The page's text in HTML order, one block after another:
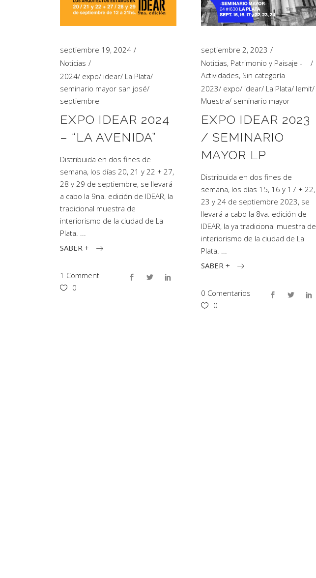
Artículos de Opinión
septiembre 19, 2024
Noticias
2024/ expo/ idear/ La Plata/
seminario mayor san josé/
septiembre
EXPO IDEAR 2024
– “LA AVENIDA”
Distribuida en dos fines de
semana, los días 20, 21 y 22 + 27,
28 y 29 de septiembre, se llevará
a cabo la 9na. edición de IDEAR, la
tradicional muestra de
interiorismo de la ciudad de La
Plata.
SABER +
1 Comment
0
septiembre 2, 2023
Noticias, Patrimonio y Paisaje -
Actividades, Sin categoría
2023/ expo/ idear/ La Plata/ lemit/
Muestra/ seminario mayor
EXPO IDEAR 2023
/ SEMINARIO
MAYOR LP
Distribuida en dos fines de
semana, los días 15, 16 y 17 + 22,
23 y 24 de septiembre 2023, se
llevará a cabo la 8va. edición de
IDEAR, la ya tradicional muestra de
interiorismo de la ciudad de La
Plata.
SABER +
0 Comentarios
0